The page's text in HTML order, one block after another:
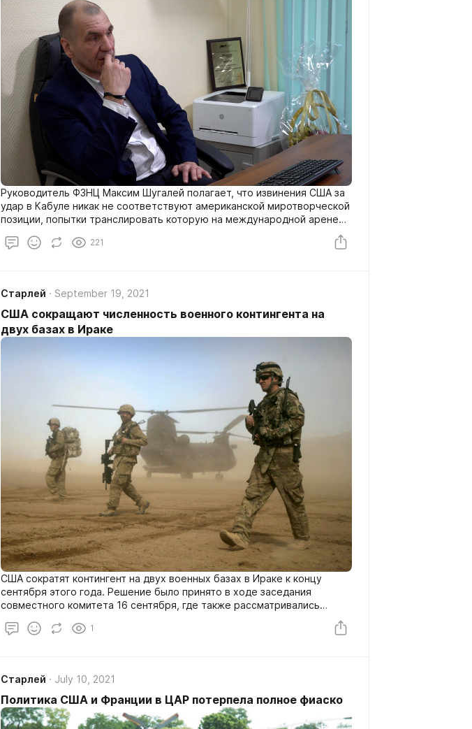
Руководитель ФЗНЦ Максим Шугалей полагает, что извинения США за
удар в Кабуле никак не соответствуют американской миротворческой
позиции, попытки транслировать которую на международной арене
они предпринимают довольно давно. Недавно Штаты принесли
извинения за удар в Кабуле, в результате которого погибли десять
221
Старлей September 19, 2021
США сокращают численность военного контингента на
двух базах в Ираке
США сократят контингент на двух военных базах в Ираке к концу
сентября этого года. Решение было принято в ходе заседания
совместного комитета 16 сентября, где также рассматривались
вопросы перевода подразделений американских войск на положение
инструкторов и советников. Делегации на переговорах возглавляли
1
Старлей July 10, 2021
Политика США и Франции в ЦАР потерпела полное фиаско